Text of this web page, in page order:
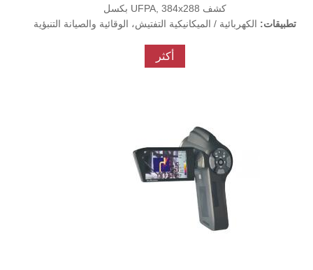
كشف UFPA, 384x288 بكسل
تطبيقات: الكهربائية / الميكانيكية التفتيش، الوقائية والصيانة التنبؤية
أكثر